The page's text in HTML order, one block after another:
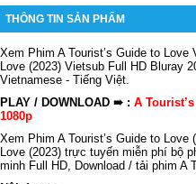
THÔNG TIN SẢN PHẨM
Xem Phim A Tourist’s Guide to
Love (2023) Vietsub Full HD Bluray
Vietnamese - Tiếng Việt.
PLAY / DOWNLOAD ➠ : A
1080p
Xem Phim A Tourist’s Guide to
Love (2023) trực tuyến miễn phí bộ
minh Full HD, Download / tải phim A